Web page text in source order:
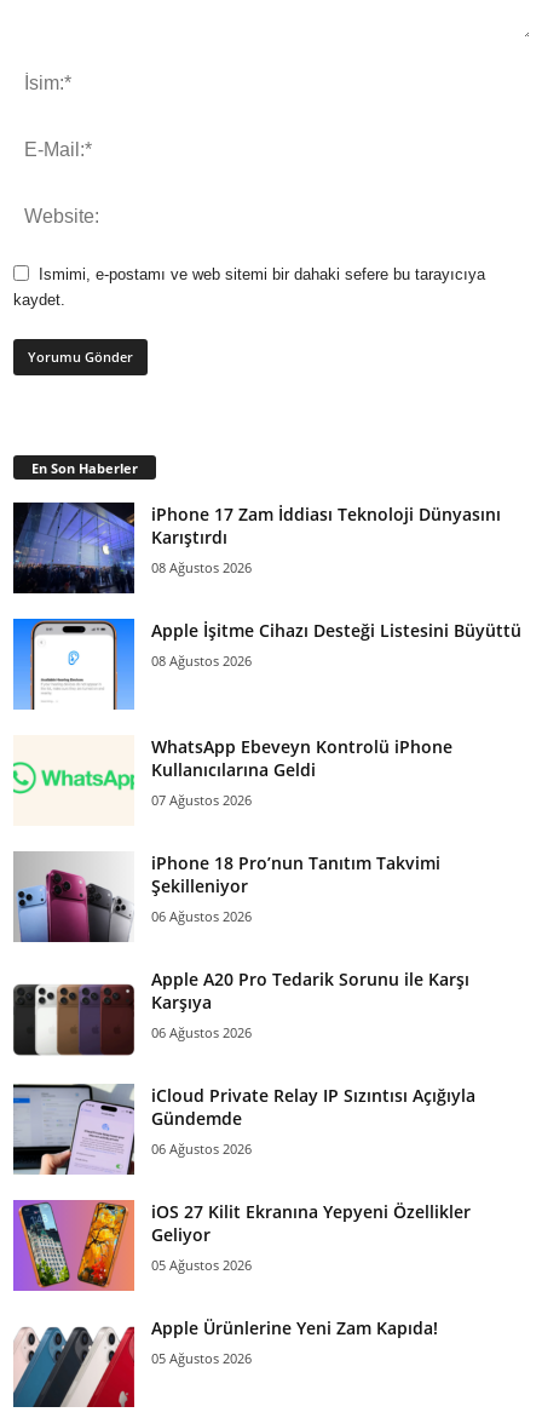
Ismimi, e-postamı ve web sitemi bir dahaki sefere bu tarayıcıya
kaydet.
En Son Haberler
iPhone 17 Zam İddiası Teknoloji Dünyasını
Karıştırdı
08 Ağustos 2026
Apple İşitme Cihazı Desteği Listesini Büyüttü
08 Ağustos 2026
WhatsApp Ebeveyn Kontrolü iPhone
Kullanıcılarına Geldi
07 Ağustos 2026
iPhone 18 Pro’nun Tanıtım Takvimi
Şekilleniyor
06 Ağustos 2026
Apple A20 Pro Tedarik Sorunu ile Karşı
Karşıya
06 Ağustos 2026
iCloud Private Relay IP Sızıntısı Açığıyla
Gündemde
06 Ağustos 2026
iOS 27 Kilit Ekranına Yepyeni Özellikler
Geliyor
05 Ağustos 2026
Apple Ürünlerine Yeni Zam Kapıda!
05 Ağustos 2026